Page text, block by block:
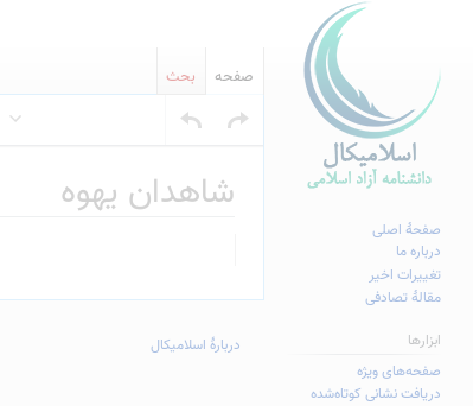
شاهدان یهوه
ناوبری
جستجو
صفحه بحث
صفحهٔ اصلی
درباره ما
تغییرات اخیر
مقالهٔ تصادفی
ابزارها
صفحه‌های ویژه
دریافت نشانی کوتاه‌شده
دربارهٔ اسلامیکال